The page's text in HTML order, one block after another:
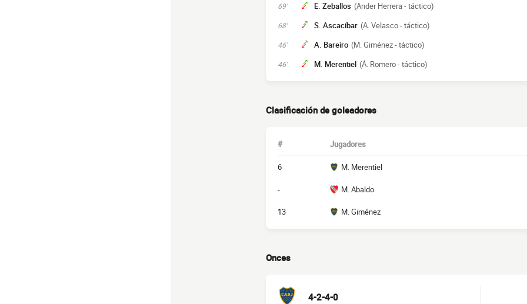
69' E. Zeballos (Ander Herrera - táctico)
68' S. Ascacíbar (A. Velasco - táctico)
46' A. Bareiro (M. Giménez - táctico)
46' M. Merentiel (Á. Romero - táctico)
Clasificación de goleadores
# Jugadores
6 M. Merentiel
- M. Abaldo
13 M. Giménez
Onces
4-2-4-0